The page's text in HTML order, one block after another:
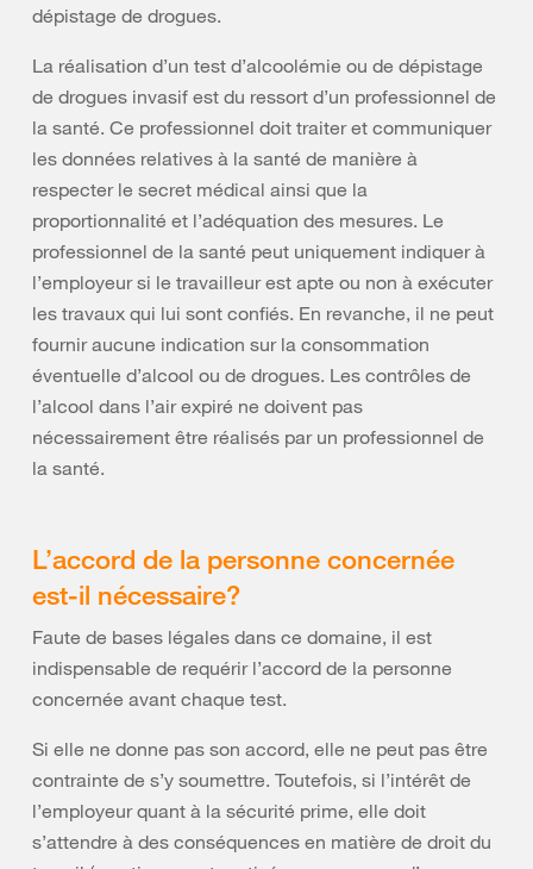
dépistage de drogues.
La réalisation d’un test d’alcoolémie ou de dépistage
de drogues invasif est du ressort d’un professionnel de
la santé. Ce professionnel doit traiter et communiquer
les données relatives à la santé de manière à
respecter le secret médical ainsi que la
proportionnalité et l’adéquation des mesures. Le
professionnel de la santé peut uniquement indiquer à
l’employeur si le travailleur est apte ou non à exécuter
les travaux qui lui sont confiés. En revanche, il ne peut
fournir aucune indication sur la consommation
éventuelle d’alcool ou de drogues. Les contrôles de
l’alcool dans l’air expiré ne doivent pas
nécessairement être réalisés par un professionnel de
la santé.
L’accord de la personne concernée
est-il nécessaire?
Faute de bases légales dans ce domaine, il est
indispensable de requérir l’accord de la personne
concernée avant chaque test.
Si elle ne donne pas son accord, elle ne peut pas être
contrainte de s’y soumettre. Toutefois, si l’intérêt de
l’employeur quant à la sécurité prime, elle doit
s’attendre à des conséquences en matière de droit du